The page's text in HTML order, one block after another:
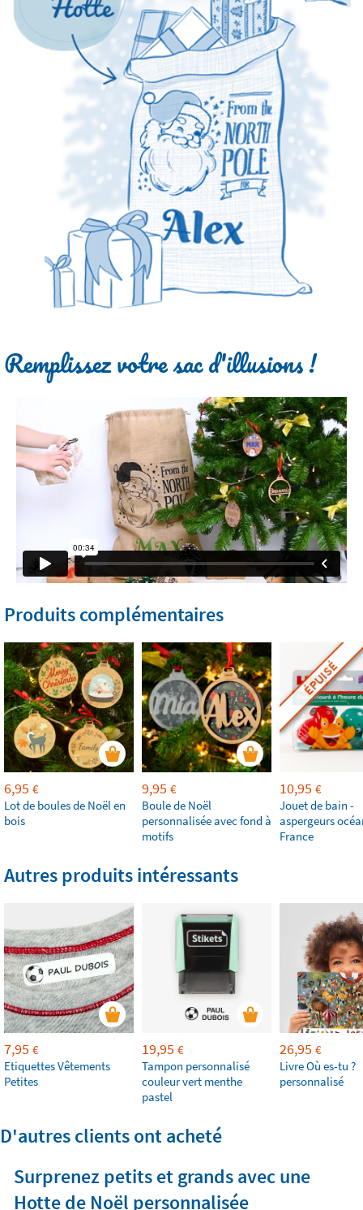
Remplissez votre sac d'illusions !
Produits complémentaires
6,95 €
Lot de boules de Noël en
bois
9,95 €
Boule de Noël
personnalisée avec fond à
motifs
ÉPUISÉ
10,95 €
Jouet de bain -
aspergeurs
France
Autres produits intéressants
7,95 €
Etiquettes Vêtements
Petites
19,95 €
Tampon personnalisé
couleur vert menthe
pastel
26,95 €
Livre Où es-tu ?
personnalisé
D'autres clients ont acheté